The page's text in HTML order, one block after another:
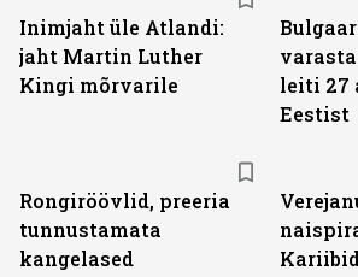
Inimjaht üle Atlandi:
jaht Martin Luther
Kingi mõrvarile
leiti 27
Eestist
Rongiröövlid, preeria
tunnustamata
kangelased